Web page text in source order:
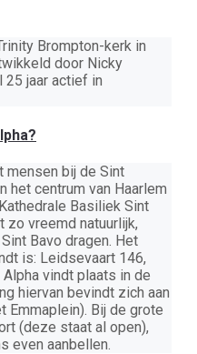
Brompton-kerk in
door Nicky
25 jaar actief in
mensen bij de Sint
het centrum van Haarlem
Basiliek Sint
zo vreemd natuurlijk,
Bavo dragen. Het
is: Leidsevaart 146,
Alpha vindt plaats in de
hiervan bevindt zich aan
Emmaplein). Bij de grote
(deze staat al open),
even aanbellen.